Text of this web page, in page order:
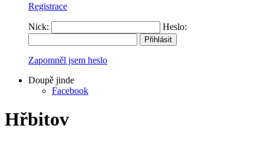
Registrace
Nick: Heslo:
Zapomněl jsem heslo
Doupě jinde
Facebook
Hřbitov